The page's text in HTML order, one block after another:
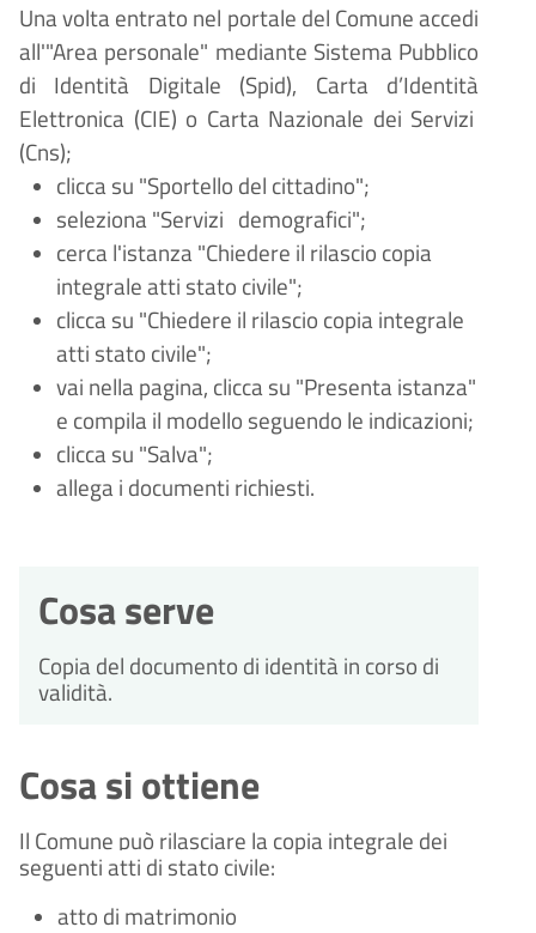
Una volta entrato nel portale del Comune accedi
all'"Area personale" mediante Sistema Pubblico
di Identità Digitale (Spid), Carta d’Identità
Elettronica (CIE) o Carta Nazionale dei Servizi
(Cns);
clicca su "Sportello del cittadino";
seleziona "Servizi demografici";
cerca l'istanza "Chiedere il rilascio copia
integrale atti stato civile";
clicca su "Chiedere il rilascio copia integrale
atti stato civile";
vai nella pagina, clicca su "Presenta istanza"
e compila il modello seguendo le indicazioni;
clicca su "Salva";
allega i documenti richiesti.
Cosa serve
Copia del documento di identità in corso di
validità.
Cosa si ottiene
Il Comune può rilasciare la copia integrale dei
seguenti atti di stato civile:
atto di matrimonio